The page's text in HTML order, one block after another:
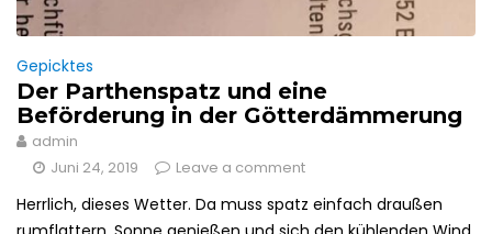
Gepicktes
Der Parthenspatz und eine
Beförderung in der Götterdämmerung
admin
Juni 24, 2019
Leave a comment
Herrlich, dieses Wetter. Da muss spatz einfach draußen